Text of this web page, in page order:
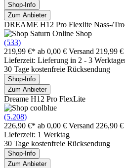
Shop-Info
Zum Anbieter
DREAME H12 Pro Flexlite Nass-/
(533)
219,99 €* ab 0,00 € Versand 219,99
Lieferzeit: Lieferung in 2 - 3
30 Tage kostenfreie Rücksendung
Shop-Info
Zum Anbieter
Dreame H12 Pro FlexLite
(5.208)
226,90 €* ab 0,00 € Versand 226,90
Lieferzeit: 1 Werktag
30 Tage kostenfreie Rücksendung
Shop-Info
Zum Anbieter